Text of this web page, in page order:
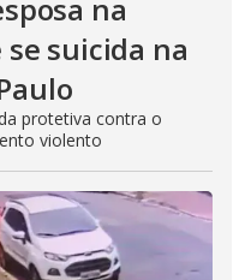
na
suicida na
protetiva contra o
violento